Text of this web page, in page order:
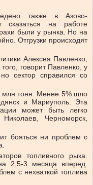
также в Азово-
сказаться на работе
были у рынка. Но на
Отгрузки происходят
Алексея Павленко,
говорит Павленко, у
сектор справился со
млн тонн. Менее 5% шло
и Мариуполь. Эта
может быть легко
Черноморск,
бояться ни проблем с
топливного рыка.
2,5-3 месяца вперед.
с нехваткой топлива